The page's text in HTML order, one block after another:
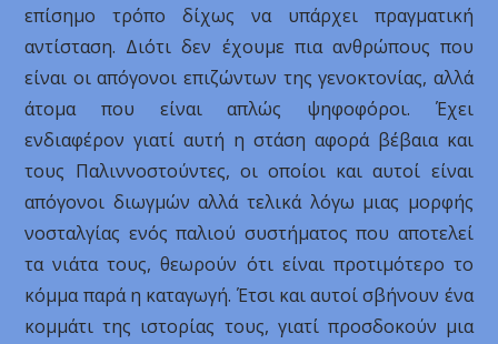
επίσημο τρόπο δίχως να υπάρχει πραγματική
αντίσταση. Διότι δεν έχουμε πια ανθρώπους που
είναι οι απόγονοι επιζώντων της γενοκτονίας, αλλά
άτομα που είναι απλώς ψηφοφόροι. Έχει
ενδιαφέρον γιατί αυτή η στάση αφορά βέβαια και
τους Παλιννοστούντες, οι οποίοι και αυτοί είναι
απόγονοι διωγμών αλλά τελικά λόγω μιας μορφής
νοσταλγίας ενός παλιού συστήματος που αποτελεί
τα νιάτα τους, θεωρούν ότι είναι προτιμότερο το
κόμμα παρά η καταγωγή. Έτσι και αυτοί σβήνουν ένα
κομμάτι της ιστορίας τους, γιατί προσδοκούν μια